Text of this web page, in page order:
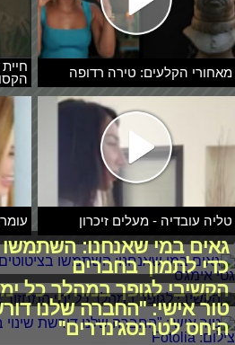
מאחורי הקלעים: טירה רדופה
טליה עובדיה - מעלים זיכרון
גאים במי שאנחנו:
כדי לתמוך בחברים
הקשיבי לגופך במהלך כל
טור אישי: "החברה שלנו
היחס לטרנסג'נדרים"